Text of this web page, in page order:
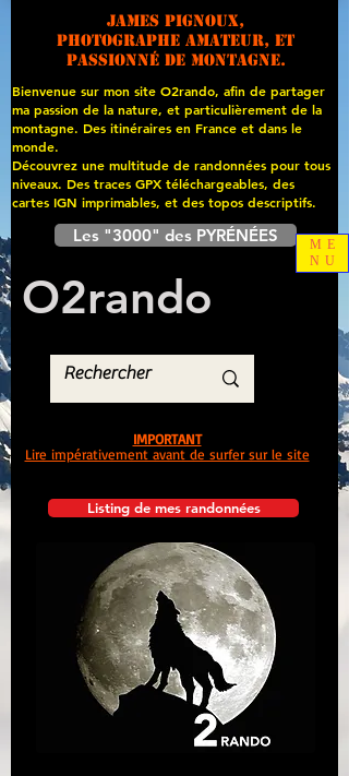
James PIGNOUX,
photographe amateur, et
passionné de montagne.
Bienvenue sur mon site O2rando, afin de partager
ma passion de la nature, et particulièrement de la
montagne. Des itinéraires en France et dans le
monde.
Découvrez une multitude de randonnées pour tous
niveaux. Des traces GPX téléchargeables, des
cartes IGN imprimables, et des topos descriptifs.
Les "3000" des PYRÉNÉES
O2rando
Listing de mes randonnées
IMPORTANT
Lire impérativement avant de surfer sur le site
ME
NU